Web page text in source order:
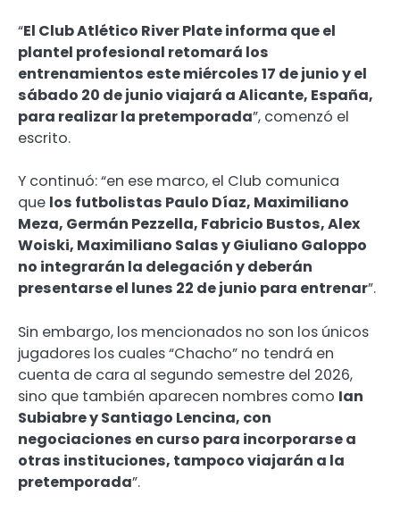
“El Club Atlético River Plate informa que el
plantel profesional retomará los
entrenamientos este miércoles 17 de junio y el
sábado 20 de junio viajará a Alicante, España,
para realizar la pretemporada”, comenzó el
escrito.
Y continuó: “en ese marco, el Club comunica
que los futbolistas Paulo Díaz, Maximiliano
Meza, Germán Pezzella, Fabricio Bustos, Alex
Woiski, Maximiliano Salas y Giuliano Galoppo
no integrarán la delegación y deberán
presentarse el lunes 22 de junio para entrenar”.
Sin embargo, los mencionados no son los únicos
jugadores los cuales “Chacho” no tendrá en
cuenta de cara al segundo semestre del 2026,
sino que también aparecen nombres como Ian
Subiabre y Santiago Lencina, con
negociaciones en curso para incorporarse a
otras instituciones, tampoco viajarán a la
pretemporada”.